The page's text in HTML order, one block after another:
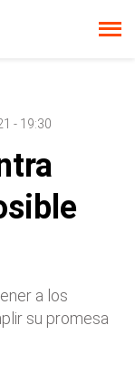
- 19:30
a los
su promesa